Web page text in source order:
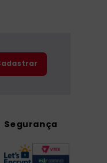
Segurança